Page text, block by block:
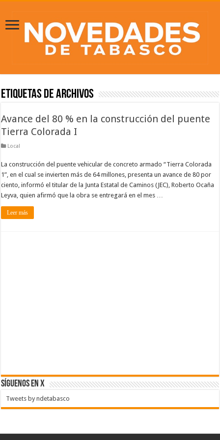
Etiquetas de Archivos
Avance del 80 % en la construcción del puente
Tierra Colorada I
Local
La construcción del puente vehicular de concreto armado “Tierra Colorada
1”, en el cual se invierten más de 64 millones, presenta un avance de 80 por
ciento, informó el titular de la Junta Estatal de Caminos (JEC), Roberto Ocaña
Leyva, quien afirmó que la obra se entregará en el mes …
Leer más
SÍGUENOS EN X
Tweets by ndetabasco